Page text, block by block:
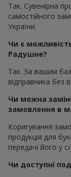
Так. Сувенірна
самостійного
України.
Чи є
Радушне?
Так. За вашим
відправника без
Чи можна
замовлення в
Коригування
продукція для
передачі його у
Чи доступні